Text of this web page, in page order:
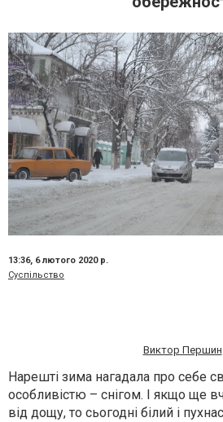
13:36, 6 лютого 2020 р.
Суспільство
Виктор Першин
Нарешті зима нагадала про себе
особливістю – снігом. І якщо ще
від дощу, то сьогодні білий і